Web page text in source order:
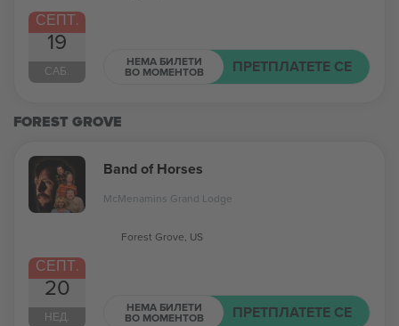
СЕПТ.
19
САБ.
НЕМА БИЛЕТИ
ВО МОМЕНТОВ ПРЕТПЛАТЕТЕ СЕ
FOREST GROVE
СЕПТ.
20
НЕД.
Band of Horses
McMenamins Grand Lodge
Forest Grove, US
НЕМА БИЛЕТИ
ВО МОМЕНТОВ ПРЕТПЛАТЕТЕ СЕ